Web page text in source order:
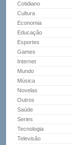
Cotidiano
Cultura
Economia
Educação
Esportes
Games
Internet
Mundo
Música
Novelas
Outros
Saúde
Series
Tecnologia
Televisão